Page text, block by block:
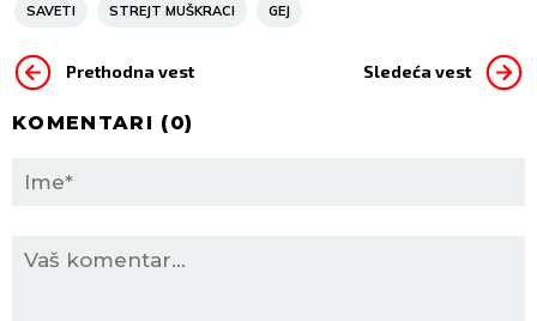
SAVETI STREJT MUŠKRACI GEJ
Prethodna vest Sledeća vest
KOMENTARI (0)